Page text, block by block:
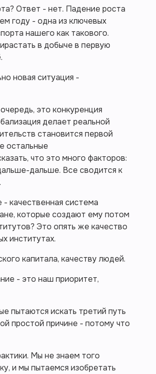
Ответ - нет. Падение роста
году - одна из ключевых
нашего как такового.
в добыче в первую
новая ситуация -
это конкуренция
делает реальной
становится первой
остальные
что это много факторов:
дальше. Все сводится к
качественная система
которые создают ему потом
Это опять же качество
институтах.
капитала, качеству людей.
- это наш приоритет,
пытаются искать третий путь
простой причине - потому что
Мы не знаем того
и мы пытаемся изобретать